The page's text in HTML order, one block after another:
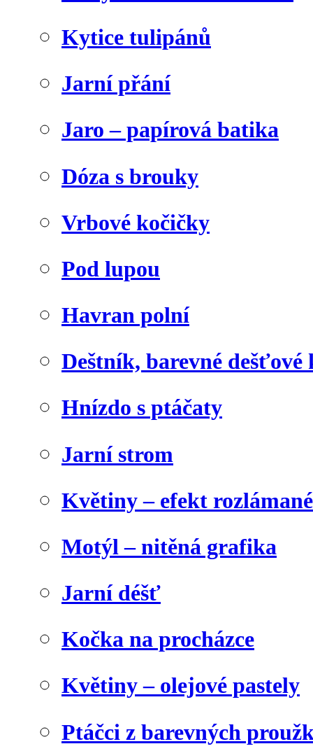
Kytice tulipánů
Jarní přání
Jaro – papírová batika
Dóza s brouky
Vrbové kočičky
Pod lupou
Havran polní
Deštník, barevné dešťové
Hnízdo s ptáčaty
Jarní strom
Květiny – efekt
Motýl – nitěná grafika
Jarní déšť
Kočka na procházce
Květiny – olejové pastely
Ptáčci z barevných